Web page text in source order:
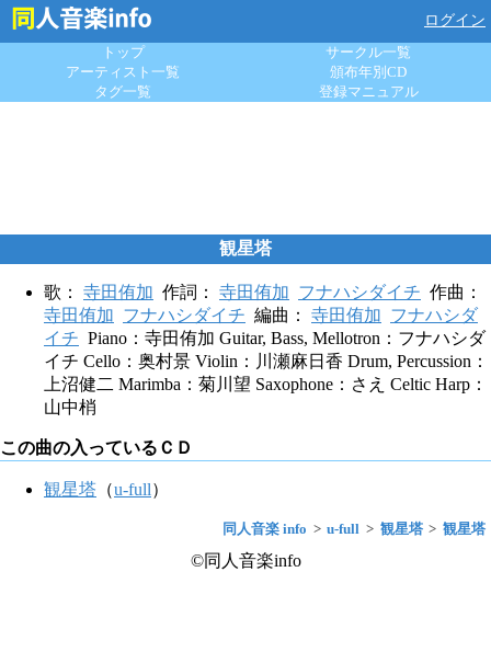
ログイン
トップ
サークル一覧
アーティスト一覧
頒布年別CD
タグ一覧
登録マニュアル
観星塔
歌： 寺田侑加 作詞： 寺田侑加 フナハシダイチ 作曲：
寺田侑加 フナハシダイチ 編曲： 寺田侑加 フナハシダ
イチ Piano：寺田侑加 Guitar, Bass, Mellotron：フナハシダ
イチ Cello：奥村景 Violin：川瀬麻日香 Drum, Percussion：
上沼健二 Marimba：菊川望 Saxophone：さえ Celtic Harp：
山中梢
この曲の入っているＣＤ
観星塔 （u-full）
同人音楽 info u-full 観星塔 観星塔
©同人音楽info